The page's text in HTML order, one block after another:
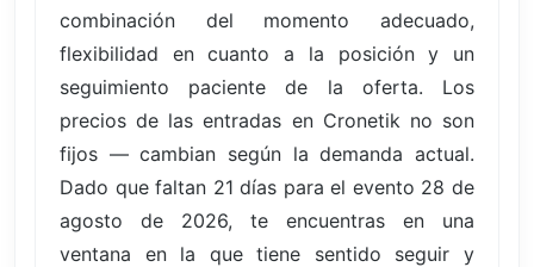
combinación del momento adecuado,
flexibilidad en cuanto a la posición y un
seguimiento paciente de la oferta. Los
precios de las entradas en Cronetik no son
fijos — cambian según la demanda actual.
Dado que faltan 21 días para el evento 28 de
agosto de 2026, te encuentras en una
ventana en la que tiene sentido seguir y